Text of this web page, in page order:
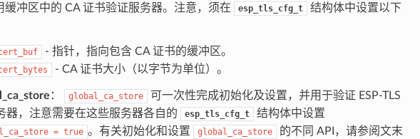
缓冲区中的 CA 证书验证服务器。注意，须在
esp_tls_cfg_t
结构体中设置以下
- 指针，指向包含 CA 证书的缓冲区。
- CA 证书大小（以字节为单位）。
： global_ca_store
可一次性完成初始化及设置，并用于验证 ESP-TLS
器，注意需要在这些服务器各自的
esp_tls_cfg_t 结构体中设置
= true 。有关初始化和设置 global_ca_store
的不同 API，请参阅文末